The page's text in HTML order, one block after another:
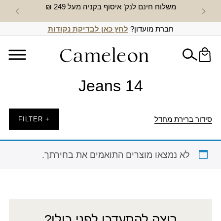
משלוח חינם לנק’ איסוף בקניה מעל 249 ₪ חדש
חברת מועדון? לחץ כאן לבדיקת נקודות
Jeans 14
סידור ברירת מחדל + FILTER
לא נמצאו מוצרים התואמים את בחירתך.